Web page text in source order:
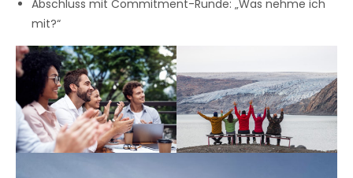
Abschluss mit Commitment-Runde: „Was nehme ich
mit?“